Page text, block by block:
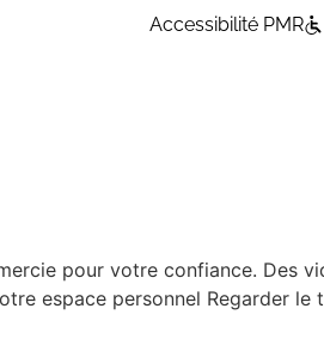
Accessibilité PMR
pour votre confiance. Des
espace personnel Regarder le